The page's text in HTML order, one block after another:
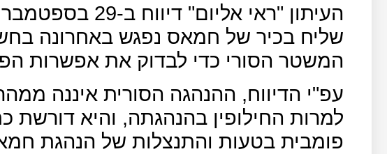
העיתון "ראי
שליח בכיר של חמאס נפגש באחרונה
המשטר הסורי כדי לבדוק את אפשרות
עפ"י הדיווח, ההנהגה הסורית איננה
למרות החילופין בהנהגתה, והיא דורשת
פומבית בטעות והתנצלות של הנהגת